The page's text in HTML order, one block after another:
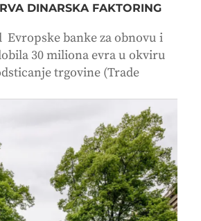
DINARSKA FAKTORING
Evropske banke za obnovu i
30 miliona evra u okviru
trgovine (Trade